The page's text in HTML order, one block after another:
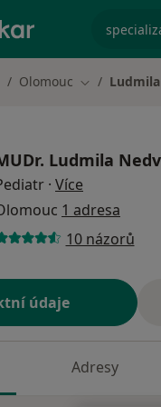
Olomouc Změna města
Ludmila
· Více
1 adresa
10 názorů
údaje
Adresy